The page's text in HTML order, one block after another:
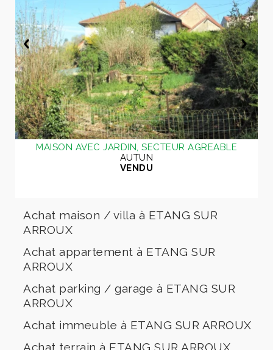
MAISON AVEC JARDIN, SECTEUR AGREABLE
AUTUN
VENDU
Achat maison / villa à ETANG SUR
ARROUX
Achat appartement à ETANG SUR
ARROUX
Achat parking / garage à ETANG SUR
ARROUX
Achat immeuble à ETANG SUR ARROUX
Achat terrain à ETANG SUR ARROUX